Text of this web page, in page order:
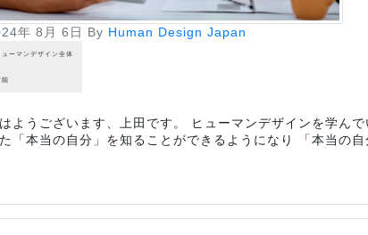
年 8月 6日 By Human Design Japan
ューマンデザイン全体
能
ようございます、上田です。 ヒューマンデザインを学ん
「本当の自分」を知ることができるようになり 「本当の